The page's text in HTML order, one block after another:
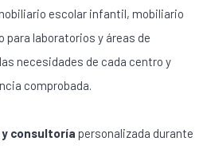
escolar infantil, mobiliario
laboratorios y áreas de
necesidades de cada centro y
comprobada.
consultoría personalizada durante